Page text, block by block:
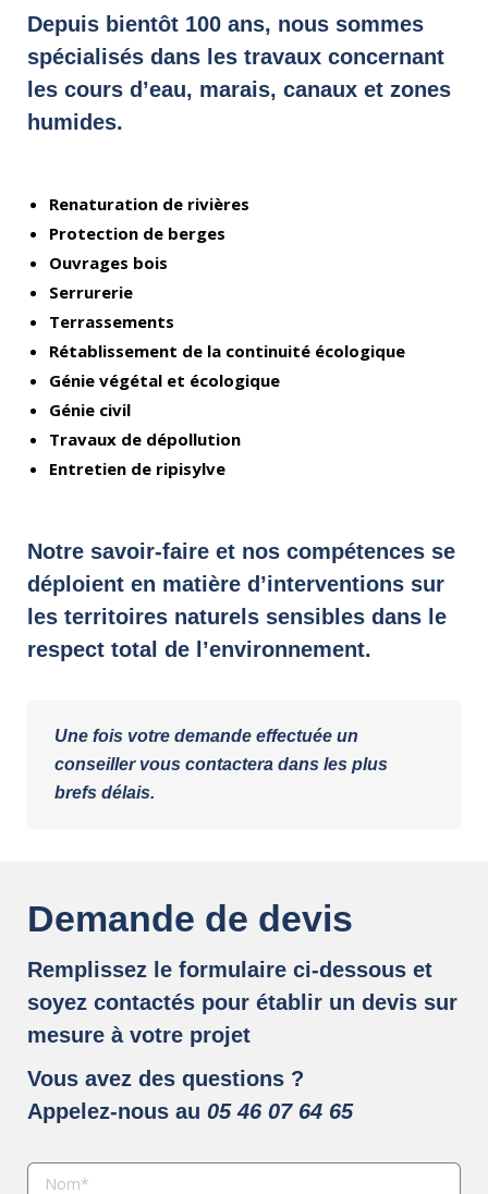
Depuis bientôt 100 ans, nous sommes
spécialisés dans les travaux concernant
les cours d’eau, marais, canaux et zones
humides.
Renaturation de rivières
Protection de berges
Ouvrages bois
Serrurerie
Terrassements
Rétablissement de la continuité écologique
Génie végétal et écologique
Génie civil
Travaux de dépollution
Entretien de ripisylve
Notre savoir-faire et nos compétences se
déploient en matière d’interventions sur
les territoires naturels sensibles dans le
respect total de l’environnement.
Une fois votre demande effectuée un
conseiller vous contactera dans les plus
brefs délais.
Demande de devis
Remplissez le formulaire ci-dessous et
soyez contactés pour établir un devis sur
mesure à votre projet
Vous avez des questions ?
Appelez-nous au 05 46 07 64 65